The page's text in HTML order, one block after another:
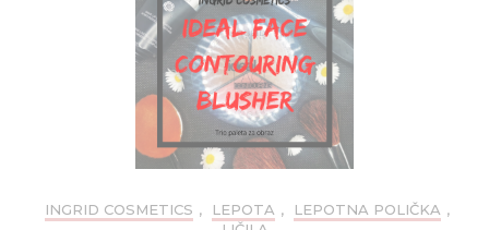
INGRID COSMETICS , LEPOTA , LEPOTNA POLIČKA ,